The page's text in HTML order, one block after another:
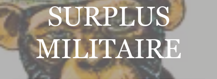
SURPLUS
MILITAIRE